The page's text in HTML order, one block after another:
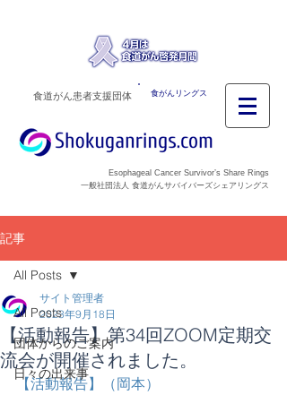
食がんリングス
食道がん患者支援団体
Esophageal Cancer Survivor’s Share Rings
一般社団法人 食道がんサバイバーズシェアリングス
記事
All Posts
団体からのご案内
日々の出来事
All Posts
【活動報告】第34回ZOOM定期交
流会が開催されました。
サイト管理者
2023年9月18日
【活動報告】（岡本）